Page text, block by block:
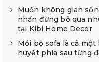
Muốn không gian
nhấn đừng bỏ qua
tại Kibi Home Decor
Mỗi bộ sofa là cả
huyết phía sau từng